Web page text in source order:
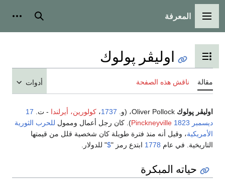
القائمة الرئيسية
المعرفة بحث
تبديل عرض جدول المحتويات
اوليڤر پولوك
مقالة ناقش هذه الصفحة أدوات
اوليڤر پولوك 1737، كولورين، أيرلندا - ت.
17
ديسمبر 1823
Pinckneyville). كان رجل أعمال وممول للحرب الثورية
الأمريكية، وقيل أنه منذ فترة طويلة كان شخصية قلل من قيمتها
التاريخية. في عام 1778 ابتدع رمز "$" للدولار.
حياته المبكرة